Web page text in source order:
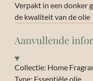
Verpakt in een donker
de kwaliteit van de olie
Aanvullende
Collectie: Home
Type: Essentiële olie